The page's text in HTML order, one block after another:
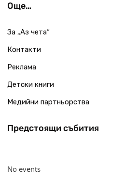
Още…
За „Аз чета“
Контакти
Реклама
Детски книги
Медийни партньорства
Предстоящи събития
No events